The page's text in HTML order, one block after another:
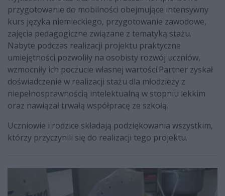
przygotowanie do mobilności obejmujące intensywny
kurs języka niemieckiego, przygotowanie zawodowe,
zajęcia pedagogiczne związane z tematyką stażu.
Nabyte podczas realizacji projektu praktyczne
umiejętności pozwoliły na osobisty rozwój uczniów,
wzmocniły ich poczucie własnej wartości.Partner zyskał
doświadczenie w realizacji stażu dla młodzieży z
niepełnosprawnością intelektualną w stopniu lekkim
oraz nawiązał trwałą współpracę ze szkołą.
Uczniowie i rodzice składają podziękowania wszystkim,
którzy przyczynili się do realizacji tego projektu.